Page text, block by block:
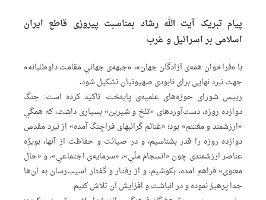
پیام تبریک آیت الله رشاد بمناسبت پیروزی قاطع ایران
اسلامی بر اسرائیل و غرب
با «فراخوان همه‌ی آزادگان جهان»، «جبهه‌ی جهاني مقامت داوطلبانه»
جهت نبرد نهایی برای نابودی صهیونیان تشکیل شود.
رییس شورای حوزه‌های علمیه‌ی پایتخت تاکید کرده است: جنگ
دوازده روزه، دست‌آوردهای «تلخ و شیرین» بسیاری داشت، که همگي
«ارزشمند و مغتنم» بود؛ «غنائم گرانبهای فراچنگ آمده» از نبرد مقدس
دوازده روزه را قدر بشناسیم، و در صیانت و حفاظت از آنها، بویژه
عناصر ارزشمندی چون «انسجام ملّي»، «سرمایه‌ی اجتماعي»، و «حال
معنوی» فراهم آمده، بکوشیم، و از رفتار و گفتار آسیب‌رسان به آن‌ها
جدا پرهیز نموده و در انباشت و افزایش آن تلاش کنیم.